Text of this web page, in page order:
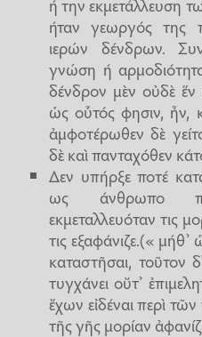
ήταν γεωργός της
ιερών δένδρων.
γνώση ή
δένδρον μὲν οὐδὲ ἕν
ὡς οὗτός φησιν, ἦν,
ἀμφοτέρωθεν δὲ
δὲ καὶ πανταχόθεν
Δεν υπήρξε ποτέ
ως άνθρωπο
εκμεταλλευόταν τις
τις εξαφάνιζε.(« μήθ’
καταστῆσαι, τοῦτον
τυγχάνει οὔτ’
ἔχων εἰδέναι περὶ
τῆς γῆς μορίαν